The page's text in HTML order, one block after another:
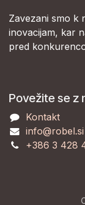
Zavezani smo k
inovacijam, kar
pred
Povežite se z
Kontakt
info@robel.si
+386 3 428